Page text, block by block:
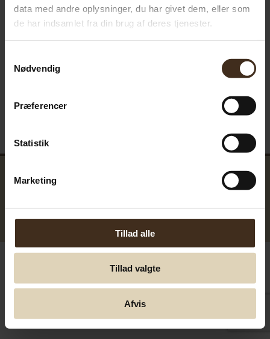
data med andre oplysninger, du har givet dem, eller som
de har indsamlet fra din brug af deres tjenester.
Nødvendig
Præferencer
Statistik
Marketing
Tillad alle
Tillad valgte
Afvis
© Greentools.dk 2017. Alla rättigheter förbehållna.